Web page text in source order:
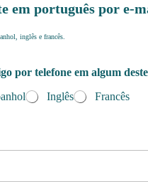
em português por e-
inglês e francês.
por telefone em algum
Inglês Francês